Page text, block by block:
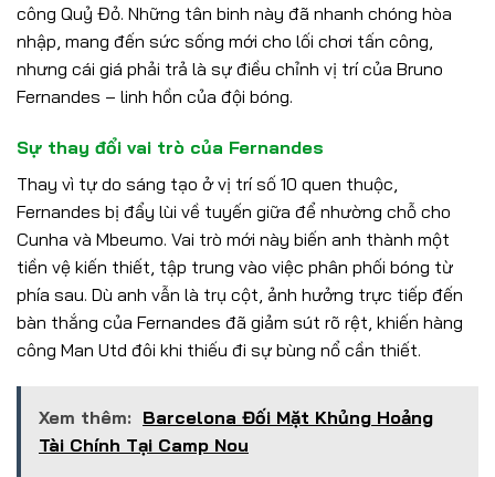
công Quỷ Đỏ. Những tân binh này đã nhanh chóng hòa
nhập, mang đến sức sống mới cho lối chơi tấn công,
nhưng cái giá phải trả là sự điều chỉnh vị trí của Bruno
Fernandes – linh hồn của đội bóng.
Sự thay đổi vai trò của Fernandes
Thay vì tự do sáng tạo ở vị trí số 10 quen thuộc,
Fernandes bị đẩy lùi về tuyến giữa để nhường chỗ cho
Cunha và Mbeumo. Vai trò mới này biến anh thành một
tiền vệ kiến thiết, tập trung vào việc phân phối bóng từ
phía sau. Dù anh vẫn là trụ cột, ảnh hưởng trực tiếp đến
bàn thắng của Fernandes đã giảm sút rõ rệt, khiến hàng
công Man Utd đôi khi thiếu đi sự bùng nổ cần thiết.
Xem thêm: Barcelona Đối Mặt Khủng Hoảng
Tài Chính Tại Camp Nou